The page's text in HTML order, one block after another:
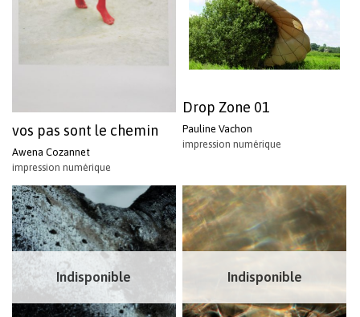
vos pas sont le chemin
Awena Cozannet
impression numérique
Drop Zone 01
Pauline Vachon
impression numérique
Indisponible Indisponible